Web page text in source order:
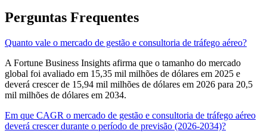
Perguntas Frequentes
Quanto vale o mercado de gestão e consultoria de tráfego aéreo?
A Fortune Business Insights afirma que o tamanho do mercado
global foi avaliado em 15,35 mil milhões de dólares em 2025 e
deverá crescer de 15,94 mil milhões de dólares em 2026 para 20,5
mil milhões de dólares em 2034.
Em que CAGR o mercado de gestão e consultoria de tráfego aéreo
deverá crescer durante o período de previsão (2026-2034)?